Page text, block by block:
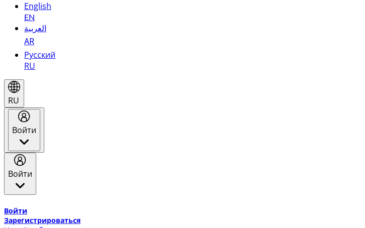
English
EN
العربية
AR
Русский
RU
RU
Войти
Войти
Войти
Зарегистрироваться